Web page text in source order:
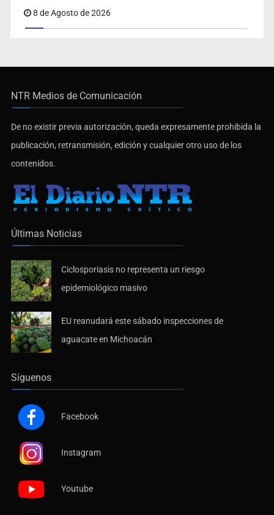
8 de Agosto de 2026
NTR Medios de Comunicación
De no existir previa autorización, queda expresamente prohibida la
publicación, retransmisión, edición y cualquier otro uso de los
contenidos.
Últimas Noticias
Ciclosporiasis no representa un riesgo
epidemiológico masivo
EU reanudará este sábado inspecciones de
aguacate en Michoacán
Síguenos
Facebook
Instagram
Youtube